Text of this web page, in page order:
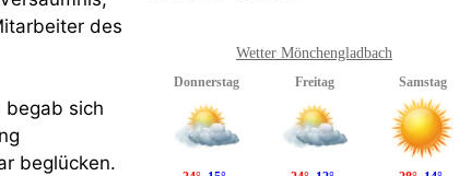
des
begab sich
beglücken.
Wetter Mönchengladbach